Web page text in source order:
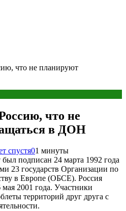
что не планируют
что не
в ДОН
спустя01 минуты
подписан 24 марта 1992 года
23 государств Организации по
в Европе (ОБСЕ). Россия
2001 года. Участники
территорий друг друга с